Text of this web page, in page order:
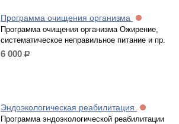
Программа очищения организма
Программа очищения организма Ожирение,
систематическое неправильное питание и пр.
6 000 р.
Эндоэкологическая реабилитация
Программа эндоэкологической реабилитации